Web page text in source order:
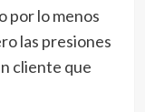
por lo menos
las presiones
cliente que